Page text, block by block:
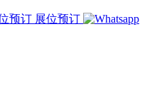
展位预订